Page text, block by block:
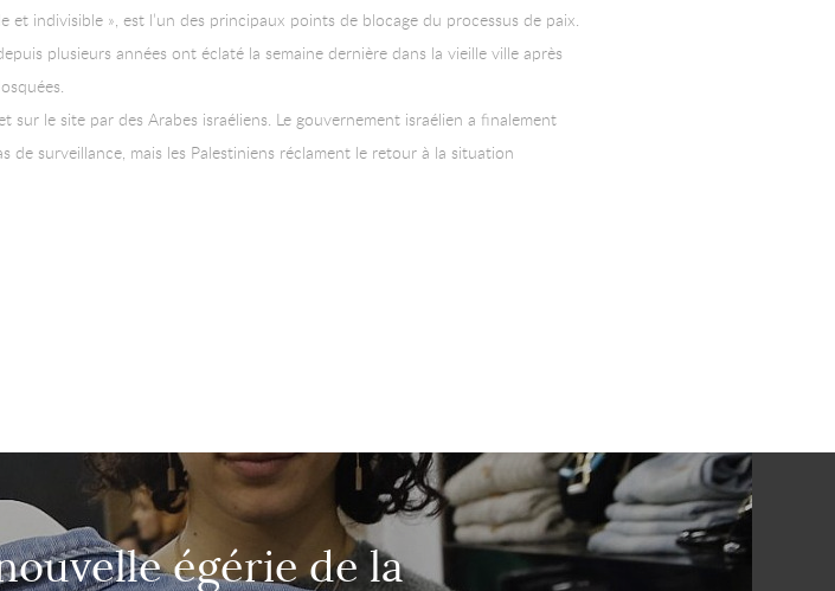
et indivisible », est l’un des principaux points de blocage du processus de paix.
plusieurs années ont éclaté la semaine dernière dans la vieille ville après
le site par des Arabes israéliens. Le gouvernement israélien a finalement
surveillance, mais les Palestiniens réclament le retour à la situation
égérie de la